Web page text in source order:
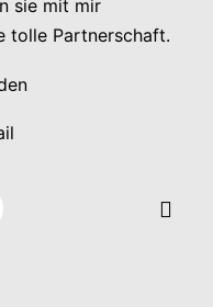
sie mit mir
tolle Partnerschaft.